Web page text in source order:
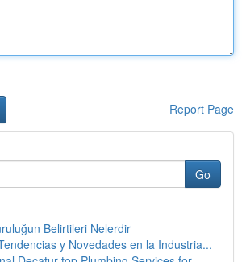
Report Page
Go
Belirtileri Nelerdir
y Novedades en la Industria...